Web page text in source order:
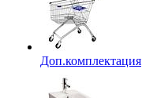
Доп.комплектация